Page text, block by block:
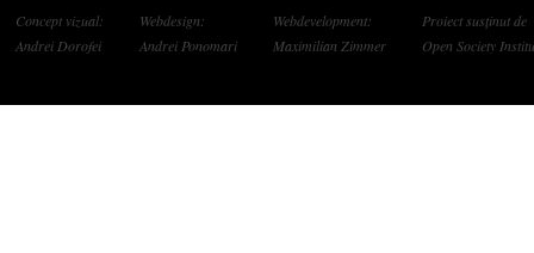
Concept vizual:
Andrei Dorofei
Webdesign:
Andrei Ponomari
Webdevelopment:
Maximilian Zimmer
Proiect susținut de
Open Society